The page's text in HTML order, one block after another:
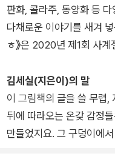
판화, 콜라주, 동양화 등
다채로운 이야기를 새겨 넣는 그
ㅎ》은 2020년 제1회 사계
린 책으로 《내마음 ㅅㅅㅎ》
《우리 학교 ㄱㄴㄷ》 《끄
꾀임에 빠진 앨리스》 《작
의 아이 닌네》 등이 있습니
김세실(지은이)의 말
이 그림책의 글을 쓸 무렵,
뒤에 따라오는 온갖 감정
만들었지요. 그 구덩이에